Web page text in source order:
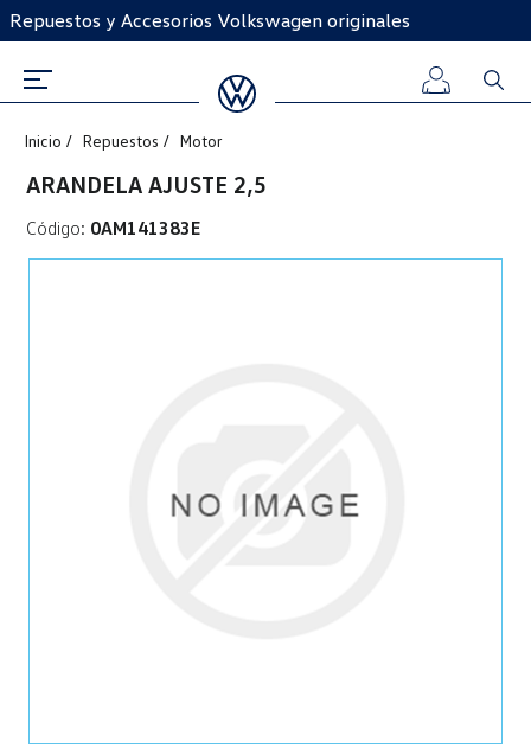
Repuestos y Accesorios Volkswagen originales
Inicio Repuestos Motor
ARANDELA AJUSTE 2,5
Código: 0AM141383E